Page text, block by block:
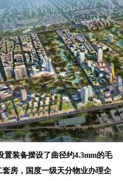
置装备摆设了曲径约4.3mm的毛
房，国度一级天分物业办理企